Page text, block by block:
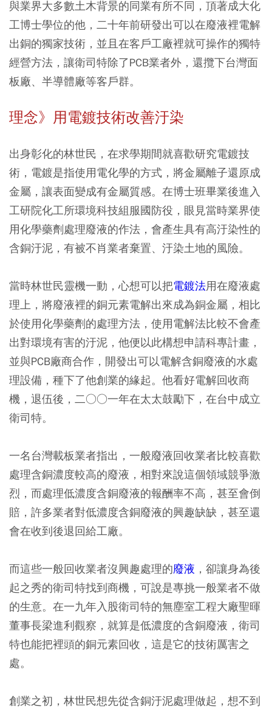
與業界大多數土木背景的同業有所不同，頂著成大化
工博士學位的他，二十年前研發出可以在廢液裡電解
出銅的獨家技術，並且在客戶工廠裡就可操作的獨特
經營方法，讓衛司特除了PCB業者外，還攬下台灣面
板廠、半導體廠等客戶群。
理念》用電鍍技術改善汙染
出身彰化的林世民，在求學期間就喜歡研究電鍍技
術，電鍍是指使用電化學的方式，將金屬離子還原成
金屬，讓表面變成有金屬質感。在博士班畢業後進入
工研院化工所環境科技組服國防役，眼見當時業界使
用化學藥劑處理廢液的作法，會產生具有高汙染性的
含銅汙泥，有被不肖業者棄置、汙染土地的風險。
當時林世民靈機一動，心想可以把電鍍法用在廢液處
理上，將廢液裡的銅元素電解出來成為銅金屬，相比
於使用化學藥劑的處理方法，使用電解法比較不會產
出對環境有害的汙泥，他便以此構想申請科專計畫，
並與PCB廠商合作，開發出可以電解含銅廢液的水處
理設備，種下了他創業的緣起。他看好電解回收商
機，退伍後，二○○一年在太太鼓勵下，在台中成立
衛司特。
一名台灣載板業者指出，一般廢液回收業者比較喜歡
處理含銅濃度較高的廢液，相對來說這個領域競爭激
烈，而處理低濃度含銅廢液的報酬率不高，甚至會倒
賠，許多業者對低濃度含銅廢液的興趣缺缺，甚至還
會在收到後退回給工廠。
而這些一般回收業者沒興趣處理的廢液 ，卻讓身為後
起之秀的衛司特找到商機，可說是專挑一般業者不做
的生意。在一九年入股衛司特的無塵室工程大廠聖暉
董事長梁進利觀察，就算是低濃度的含銅廢液，衛司
特也能把裡頭的銅元素回收，這是它的技術厲害之
處。
創業之初，林世民想先從含銅汙泥處理做起，想不到